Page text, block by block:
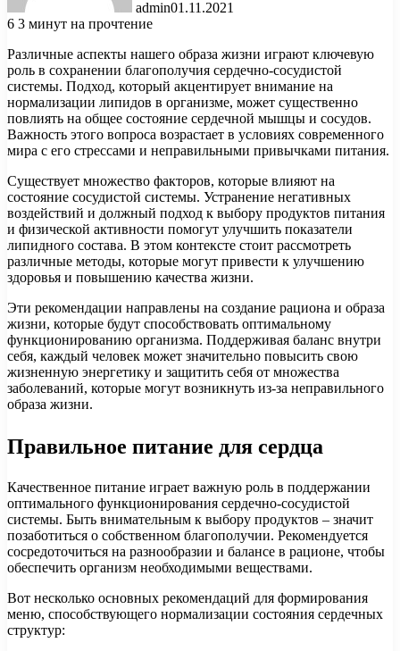
admin01.11.2021
6 3 минут на прочтение
Различные аспекты нашего образа жизни играют ключевую
роль в сохранении благополучия сердечно-сосудистой
системы. Подход, который акцентирует внимание на
нормализации липидов в организме, может существенно
повлиять на общее состояние сердечной мышцы и сосудов.
Важность этого вопроса возрастает в условиях современного
мира с его стрессами и неправильными привычками питания.
Существует множество факторов, которые влияют на
состояние сосудистой системы. Устранение негативных
воздействий и должный подход к выбору продуктов питания
и физической активности помогут улучшить показатели
липидного состава. В этом контексте стоит рассмотреть
различные методы, которые могут привести к улучшению
здоровья и повышению качества жизни.
Эти рекомендации направлены на создание рациона и образа
жизни, которые будут способствовать оптимальному
функционированию организма. Поддерживая баланс внутри
себя, каждый человек может значительно повысить свою
жизненную энергетику и защитить себя от множества
заболеваний, которые могут возникнуть из-за неправильного
образа жизни.
Правильное питание для сердца
Качественное питание играет важную роль в поддержании
оптимального функционирования сердечно-сосудистой
системы. Быть внимательным к выбору продуктов – значит
позаботиться о собственном благополучии. Рекомендуется
сосредоточиться на разнообразии и балансе в рационе, чтобы
обеспечить организм необходимыми веществами.
Вот несколько основных рекомендаций для формирования
меню, способствующего нормализации состояния сердечных
структур: